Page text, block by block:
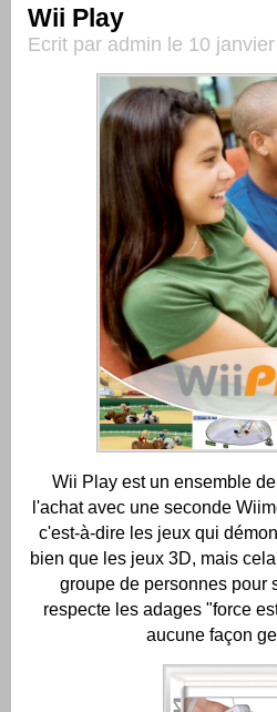
Wii Play
Ecrit par admin le 10
Wii Play est un ensemble
l'achat avec une seconde
c'est-à-dire les jeux qui
bien que les jeux 3D, mais
groupe de personnes pour
respecte les adages "force
aucune façon